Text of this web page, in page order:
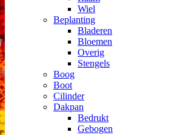
Wiel
Beplanting
Bladeren
Bloemen
Overig
Stengels
Boog
Boot
Cilinder
Dakpan
Bedrukt
Gebogen